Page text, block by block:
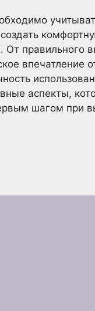
правильного
впечатление
аспекты,
шагом при